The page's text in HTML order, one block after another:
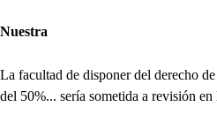
Nuestra
La facultad de disponer del derecho
del 50%... sería sometida a revisión